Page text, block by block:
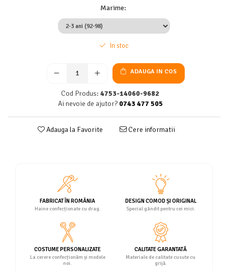
Marime:
In stoc
ADAUGA IN COS
Cod Produs: 4753-14060-9682
Ai nevoie de ajutor? 0743 477 505
Adauga la Favorite Cere informatii
FABRICAT ÎN ROMÂNIA
Haine confecționate cu drag.
DESIGN COMOD ȘI ORIGINAL
Special gândit pentru cei mici.
COSTUME PERSONALIZATE
La cerere confecționăm și modele
noi.
CALITATE GARANTATĂ
Materiale de calitate cusute cu
grijă.